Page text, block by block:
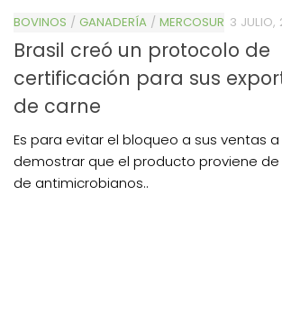
BOVINOS / GANADERÍA / MERCOSUR 3 JULIO,
Brasil creó un protocolo de
certificación para sus
de carne
Es para evitar el bloqueo a sus ventas a
demostrar que el producto proviene de
de antimicrobianos..